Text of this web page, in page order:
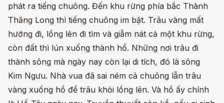
phát ra tiếng chuông. Đến khu rừng phía bắc Thành
Thăng Long thì tiếng chuông im bặt. Trâu vàng mất
hướng đi, lồng lên đi tìm và giẫm nát cả một khu rừng,
còn đất thì lún xuống thành hồ. Những nơi trâu đi
thành sông mà ngày nay còn lại di tích, đó là sông
Kim Ngưu. Nhà vua đã sai ném cả chuông lẫn trâu
vàng xuống hồ để trâu khỏi lồng lên. Và hồ ấy chính